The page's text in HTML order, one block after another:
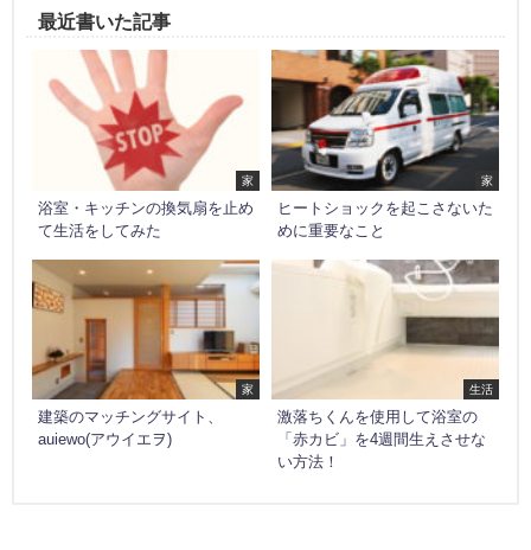
最近書いた記事
家
浴室・キッチンの換気扇を止め
て生活をしてみた
家
ヒートショックを起こさないた
めに重要なこと
家
建築のマッチングサイト、
auiewo(アウイエヲ)
生活
激落ちくんを使用して浴室の
「赤カビ」を4週間生えさせな
い方法！